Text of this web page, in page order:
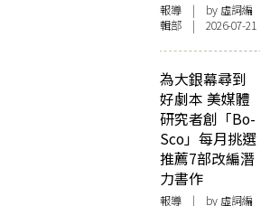
報導 | by 虛詞編
輯部 | 2026-07-21
為大銀幕尋到
好劇本 美媒體
研究者創「Bo-
Sco」每月挑選
推薦7部改編潛
力書作
報導 | by 虛詞編